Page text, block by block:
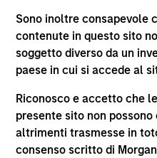
Sono inoltre consapevole
contenute in questo sito
soggetto diverso da un
paese in cui si accede al
Riconosco e accetto che
presente sito non
altrimenti trasmesse in
consenso scritto di
Le informazioni relative
Comparto e una sintesi dei
disponibili sul sito web
visione del “Modulo
Application Form), mentre
supplementari per Hong
Hong Kong Investors”)
specificamente gli